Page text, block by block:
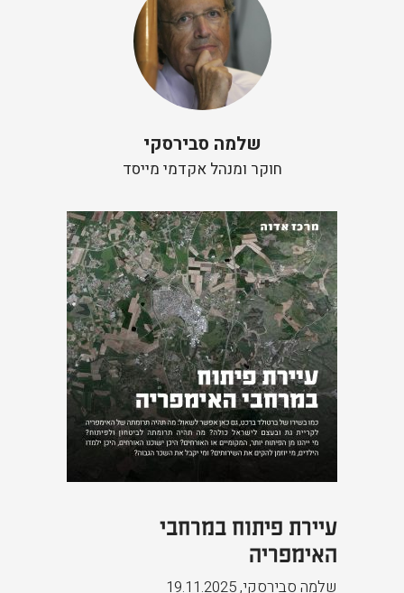
שלמה סבירסקי
חוקר ומנהל אקדמי מייסד
עיירת פיתוח במרחבי
האימפריה
שלמה סבירסקי,
19.11.2025